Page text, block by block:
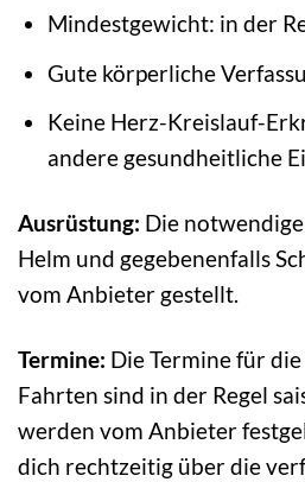
Mindestgewicht: in der
Gute körperliche
Keine Herz-Kreislauf-
andere gesundheitliche
Ausrüstung: Die
Helm und gegebenenfalls
vom Anbieter gestellt.
Termine: Die Termine für
Fahrten sind in der Regel
werden vom Anbieter
dich rechtzeitig über die